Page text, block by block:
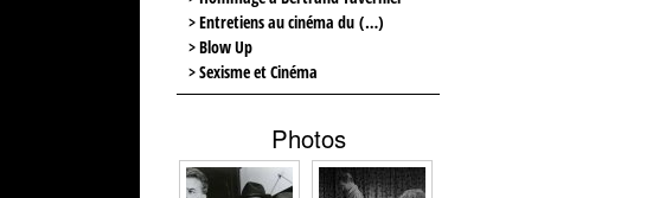
> Entretiens au cinéma du (…)
> Blow Up
> Sexisme et Cinéma
Photos